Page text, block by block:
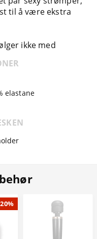
til å være ekstra
ikke med
elastane